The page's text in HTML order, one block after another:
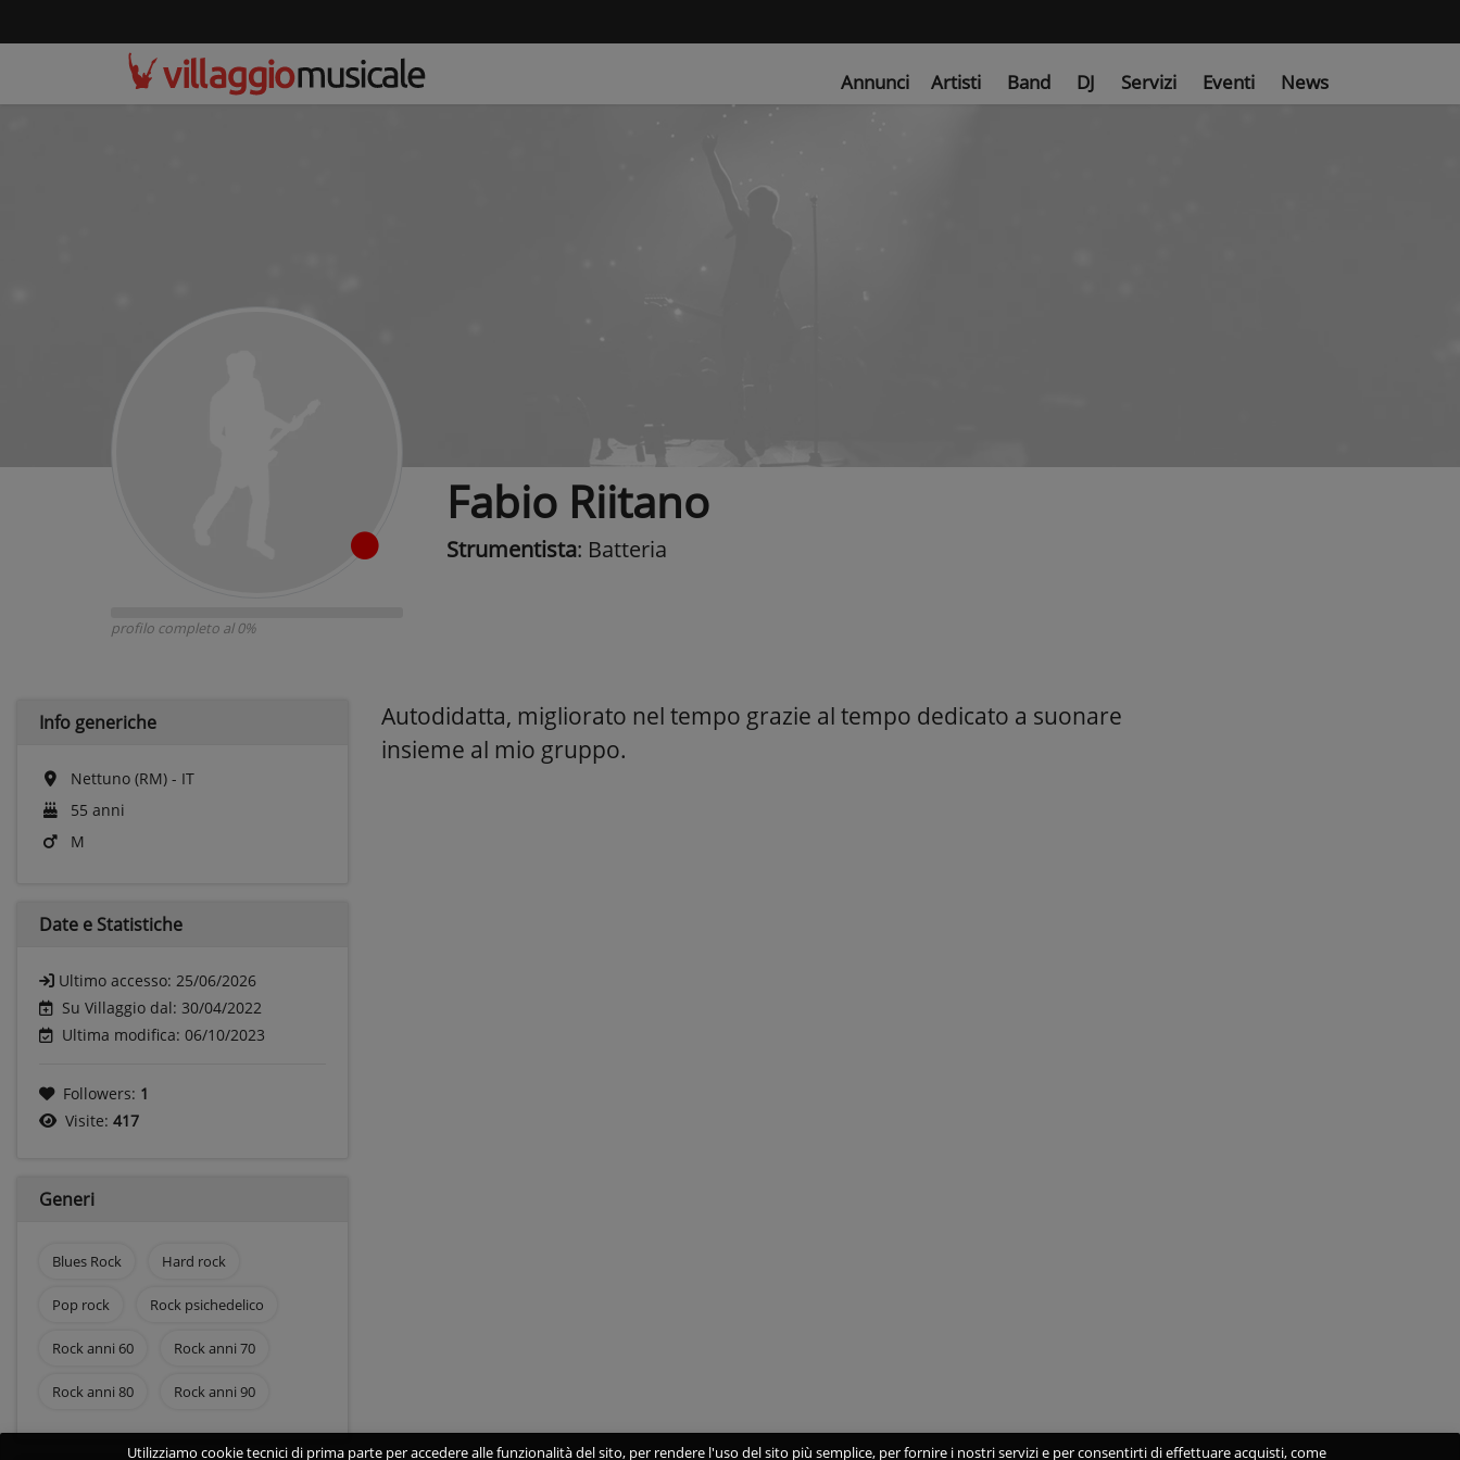
Annunci Artisti Band DJ Servizi Eventi News
profilo completo al 0%
Fabio Riitano
Strumentista: Batteria
Info generiche
Nettuno (RM) - IT
55 anni
M
Date e Statistiche
Ultimo accesso: 25/06/2026
Su Villaggio dal: 30/04/2022
Ultima modifica: 06/10/2023
Followers: 1
Visite: 417
Generi
Blues Rock Hard rock
Pop rock Rock psichedelico
Rock anni 60 Rock anni 70
Rock anni 80 Rock anni 90
Autodidatta, migliorato nel tempo grazie al tempo dedicato a suonare
insieme al mio gruppo.
Utilizziamo cookie tecnici di prima parte per accedere alle funzionalità del sito, per rendere l'uso del sito più semplice, per fornire i nostri servizi e per consentirti di effettuare acquisti, come